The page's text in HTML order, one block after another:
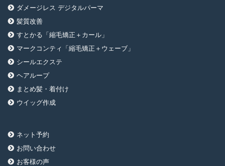
ダメージレス デジタルパーマ
髪質改善
すとかる「縮毛矯正＋カール」
マークコンティ「縮毛矯正＋ウェーブ」
シールエクステ
ヘアループ
まとめ髪・着付け
ウイッグ作成
ネット予約
お問い合わせ
お客様の声